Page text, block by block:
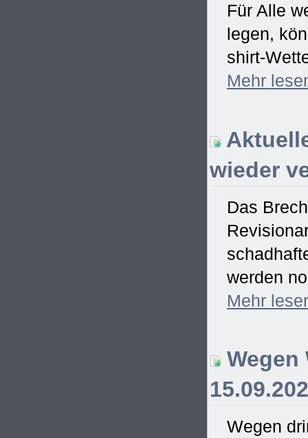
Für Alle
legen,
shirt-
Mehr
wieder
Das
werden
Mehr
Wegen